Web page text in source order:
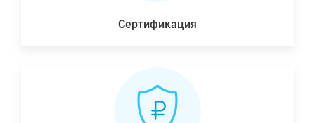
Сертификация